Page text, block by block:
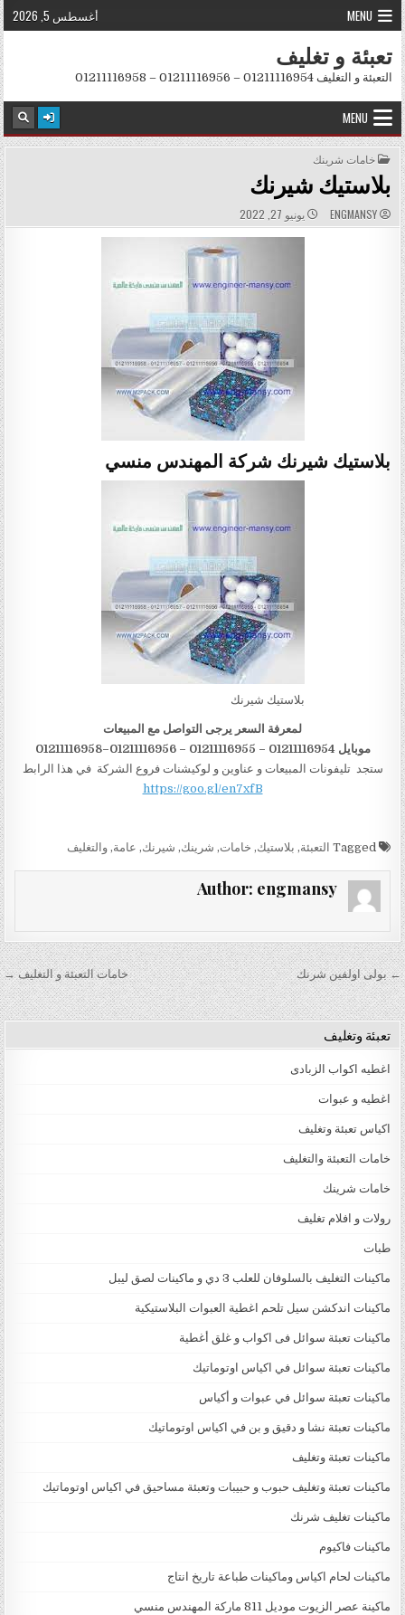
Skip to content
MENU أغسطس 5, 2026
تعبئة و تغليف
التعبئة و التغليف 01211116954 – 01211116956 – 01211116958
MENU
POSTED IN
خامات شرينك
بلاستيك شيرنك
AUTHOR:
ENGMANSY
PUBLISHED DATE:
يونيو 27, 2022
بلاستيك شيرنك شركة المهندس منسي
بلاستيك شيرنك
لمعرفة السعر يرجى التواصل مع المبيعات
موبايل 01211116954 – 01211116955 – 01211116956–01211116958
ستجد تليفونات المبيعات و عناوين و لوكيشنات فروع الشركة في هذا الرابط
https://goo.gl/en7xfB
Tagged التعبئة, بلاستيك, خامات, شرينك, شيرنك, عامة,والتغليف
Author: engmansy
تصفّح المقالات خامات التعبئة و التغليف → ← بولى اولفين شرنك
تعبئة وتغليف
اغطيه اكواب الزبادى
اغطيه و عبوات
اكياس تعبئة وتغليف
خامات التعبئة والتغليف
خامات شرينك
رولات و افلام تغليف
طبات
ماكينات التغليف بالسلوفان للعلب 3 دي و ماكينات لصق ليبل
ماكينات اندكشن سيل تلحم اغطية العبوات البلاستيكية
ماكينات تعبئة سوائل فى اكواب و غلق أغطية
ماكينات تعبئة سوائل في اكياس اوتوماتيك
ماكينات تعبئة سوائل في عبوات و أكياس
ماكينات تعبئة نشا و دقيق و بن في اكياس اوتوماتيك
ماكينات تعبئة وتغليف
ماكينات تعبئة وتغليف حبوب و حبيبات وتعبئة مساحيق في اكياس اوتوماتيك
ماكينات تغليف شرنك
ماكينات فاكيوم
ماكينات لحام اكياس وماكينات طباعة تاريخ انتاج
ماكينة عصر الزيوت موديل 811 ماركة المهندس منسي